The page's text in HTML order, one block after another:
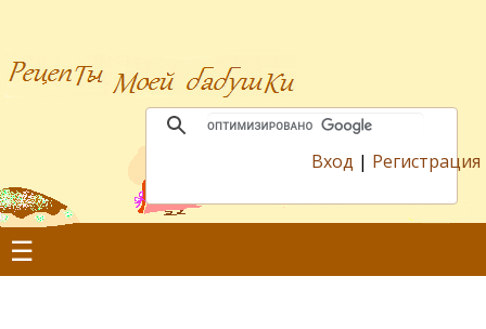
Вход | Регистрация
☰